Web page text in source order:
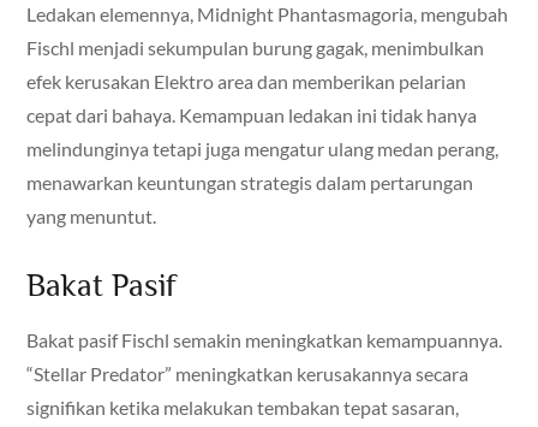
Ledakan elemennya, Midnight Phantasmagoria, mengubah
Fischl menjadi sekumpulan burung gagak, menimbulkan
efek kerusakan Elektro area dan memberikan pelarian
cepat dari bahaya. Kemampuan ledakan ini tidak hanya
melindunginya tetapi juga mengatur ulang medan perang,
menawarkan keuntungan strategis dalam pertarungan
yang menuntut.
Bakat Pasif
Bakat pasif Fischl semakin meningkatkan kemampuannya.
“Stellar Predator” meningkatkan kerusakannya secara
signifikan ketika melakukan tembakan tepat sasaran,